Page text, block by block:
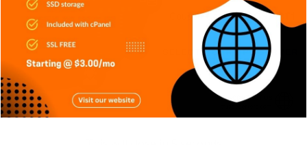
APPS DISPOSITIVOS GENERAL
NOTICIAS
SIN CATEGORÍA
SISTEMA OPERATIVO